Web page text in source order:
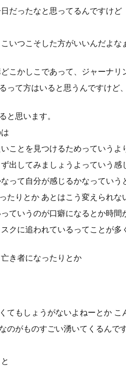
だったなと思ってるんですけど
いつこそした方がいいんだよな
こかしこであって、ジャーナリ
って方はいると思うんですけど
と思います。
ことを見つけるためっていうよ
出してみましょうよっていう感
って自分が感じるかなっていう
たりとか あとはこう変えられな
ていうのが口癖になるとか時間
クに追われているってことが
き者になったりとか
てもしょうがないよねーとか こ
のがものすごい湧いてくるんで